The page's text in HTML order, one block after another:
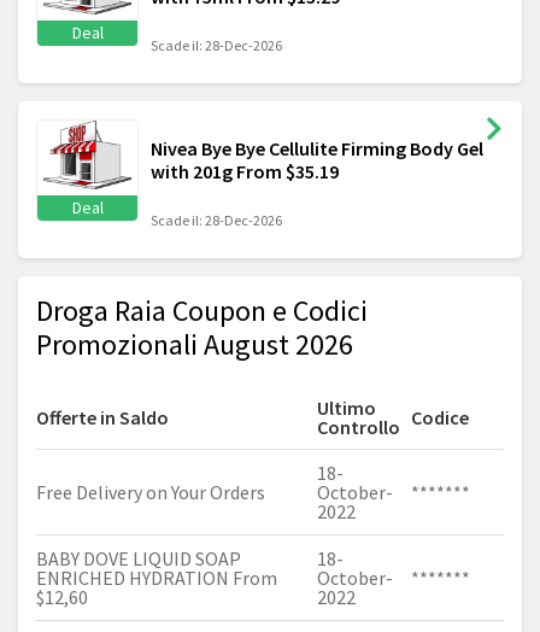
Deal
Scade il: 28-Dec-2026
Deal
Nivea Bye Bye Cellulite Firming Body Gel
with 201g From $35.19
Scade il: 28-Dec-2026
Droga Raia Coupon e Codici
Promozionali August 2026
Offerte in Saldo
Ultimo
Controllo Codice
Free Delivery on Your Orders
18-
October-
2022
*******
BABY DOVE LIQUID SOAP
ENRICHED HYDRATION From
$12,60
18-
October-
2022
*******